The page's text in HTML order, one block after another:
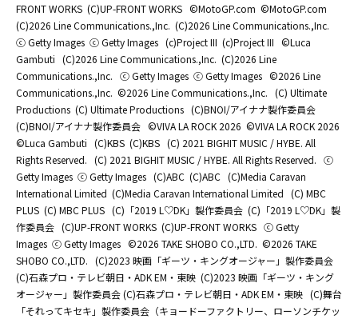
FRONT WORKS (C)UP-FRONT WORKS ©MotoGP.com ©MotoGP.com
(C)2026 Line Communications.,Inc. (C)2026 Line Communications.,Inc.
ⓒ Getty Images ⓒ Getty Images (c)Project III (c)Project III ©Luca
Gambuti (C)2026 Line Communications.,Inc. (C)2026 Line
Communications.,Inc. ⓒ Getty Images ⓒ Getty Images ©2026 Line
Communications.,Inc. ©2026 Line Communications.,Inc. (C) Ultimate
Productions (C) Ultimate Productions (C)BNOI/アイナナ製作委員会
(C)BNOI/アイナナ製作委員会 ©️VIVA LA ROCK 2026 ©️VIVA LA ROCK 2026
©Luca Gambuti (C)KBS (C)KBS (C) 2021 BIGHIT MUSIC / HYBE. All
Rights Reserved. (C) 2021 BIGHIT MUSIC / HYBE. All Rights Reserved. ⓒ
Getty Images ⓒ Getty Images (C)ABC (C)ABC (C)Media Caravan
International Limited (C)Media Caravan International Limited (C) MBC
PLUS (C) MBC PLUS (C)「2019 L♡DK」製作委員会 (C)「2019 L♡DK」製
作委員会 (C)UP-FRONT WORKS (C)UP-FRONT WORKS ⓒ Getty
Images ⓒ Getty Images ©2026 TAKE SHOBO CO.,LTD. ©2026 TAKE
SHOBO CO.,LTD. (C)2023 映画「ギーツ・キングオージャー」製作委員会
(C)石森プロ・テレビ朝日・ADK EM・東映 (C)2023 映画「ギーツ・キング
オージャー」製作委員会 (C)石森プロ・テレビ朝日・ADK EM・東映 (C)舞台
「それってキセキ」製作委員会（キョードーファクトリー、ローソンチケッ